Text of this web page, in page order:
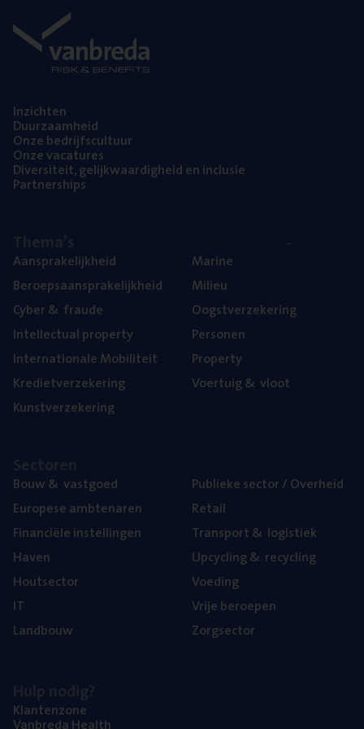
Inzich­ten
Duur­zaam­heid
Onze bedrijfs­cul­tuur
Onze vaca­tu­res
Diver­si­teit, gelijk­waar­dig­heid en inclusie
Part­ner­ships
Aan­spra­ke­lijk­heid
Beroeps­aan­spra­ke­lijk­heid
Cyber& fraude
Intel­lec­tu­al property
Inter­na­ti­o­na­le Mobiliteit
Kre­diet­ver­ze­ke­ring
Kunst­ver­ze­ke­ring
Mari­ne
Mili­eu
Oogst­ver­ze­ke­ring
Per­so­nen
Pro­per­ty
Voer­tuig& vloot
Bouw& vastgoed
Euro­pe­se ambtenaren
Finan­ci­ë­le instellingen
Haven
Hout­sec­tor
IT
Land­bouw
Publie­ke sec­tor / Overheid
Retail
Trans­port& logistiek
Upcy­cling& recycling
Voe­ding
Vrije beroe­pen
Zorg­sec­tor
Klan­ten­zo­ne
Van­b­re­da Health